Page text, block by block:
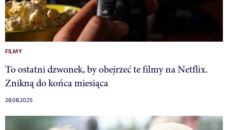
FILMY
To ostatni dzwonek, by obejrzeć te filmy na Netflix.
Znikną do końca miesiąca
28.08.2025